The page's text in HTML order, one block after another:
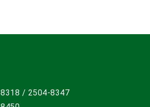
/ 2504-8347